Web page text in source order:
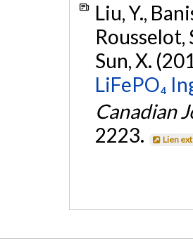
Liu, Y.,
Rousselot,
Sun, X.
LiFePO₄
Canadian
2223.
Lien